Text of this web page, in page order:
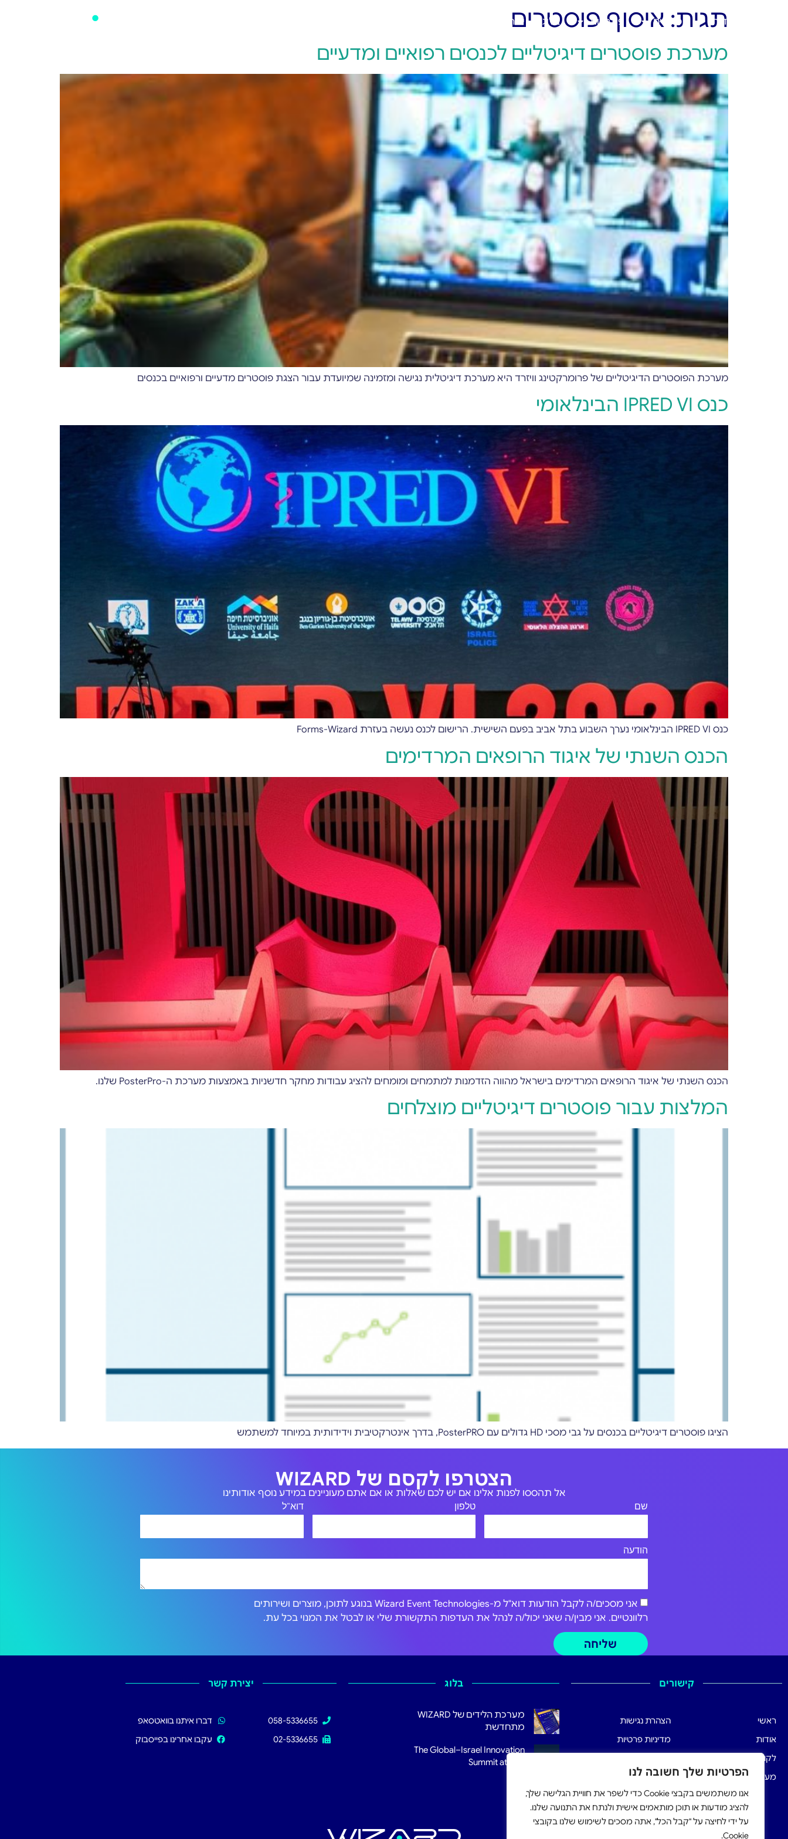
הפרטיות שלך חשובה לנו
אנו משתמשים בקבצי Cookie כדי לשפר את חוויית הגלישה שלך,
להציג מודעות או תוכן מותאמים אישית ולנתח את התנועה שלנו.
על ידי לחיצה על "קבל הכל", אתה מסכים לשימוש שלנו בקובצי
Cookie.
אודות מוצרים פתרונות בלוג יצירת קשר תגית: איסוף פוסטרים
מערכת פוסטרים דיגיטליים לכנסים רפואיים ומדעיים
מערכת הפוסטרים הדיגיטליים של פרומרקטינג וויזרד היא מערכת דיגיטלית נגישה ומזמינה שמיועדת עבור הצגת פוסטרים מדעיים ורפואיים בכנסים
כנס IPRED VI הבינלאומי
כנס IPRED VI הבינלאומי נערך השבוע בתל אביב בפעם השישית. הרישום לכנס נעשה בעזרת Forms-Wizard
הכנס השנתי של איגוד הרופאים המרדימים
הכנס השנתי של איגוד הרופאים המרדימים בישראל מהווה הזדמנות למתמחים ומומחים להציג עבודות מחקר חדשניות באמצעות מערכת ה-PosterPro שלנו.
המלצות עבור פוסטרים דיגיטליים מוצלחים
הציגו פוסטרים דיגיטליים בכנסים על גבי מסכי HD גדולים עם PosterPRO, בדרך אינטרקטיבית וידידותית במיוחד למשתמש
הצטרפו לקסם של WIZARD
אל תהססו לפנות אלינו אם יש לכם שאלות או אם אתם מעוניינים במידע נוסף אודותינו
שם
טלפון דוא"ל
הודעה
אני מסכים/ה לקבל הודעות דוא"ל מ-Wizard Event Technologies בנוגע לתוכן, מוצרים ושירותים
רלוונטיים. אני מבין/ה שאני יכול/ה לנהל את העדפות התקשורת שלי או לבטל את המנוי בכל עת.
שליחה
קישורים
ראשי
אודות
לקוחותינו
מערכת הרישום
הצהרת נגישות
מדיניות פרטיות
בלוג
מערכת הלידים של WIZARD
מתחדשת
The Global–Israel Innovation
Summit at RSA
יצירת קשר
058-5336655
02-5336655
דברו איתנו בוואטסאפ
עקבו אחרינו בפייסבוק